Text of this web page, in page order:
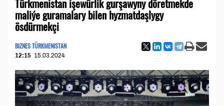
Türkmenistan işewürlik gurşawyny döretmekde
maliýe guramalary bilen hyzmatdaşlygy
ösdürmekçi
BIZNES TÜRKMENISTAN
12:15 15.03.2024